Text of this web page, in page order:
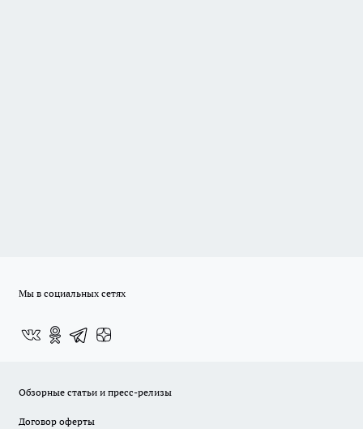
Мы в социальных сетях
Обзорные статьи и пресс-релизы
Договор оферты